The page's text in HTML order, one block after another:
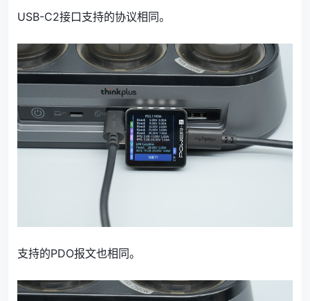
USB-C2接口支持的协议相同。
支持的PDO报文也相同。